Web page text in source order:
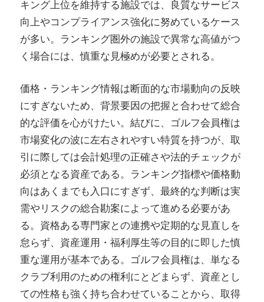
キング上位を維持する施設では、良質なサービス
向上やコンプライアンス強化に努めているケース
が多い。ランキング圏外の施設で異常な高値がつ
く場合には、慎重な見極めが必要とされる。
価格・ランキング情報は断面的な市場動向の反映
にすぎないため、背景要因の把握と合わせて総合
的な評価を心がけたい。結びに、ゴルフ会員権は
市場変化の波に左右されやすい特質を持つが、取
引に際しては会計処理の正確さや法的チェックが
必須となる資産である。ランキング指標や価格動
向はあくまでも入口にすぎず、最終的な判断は実
需やリスクの総合勘案によって進める必要があ
る。資格ある専門家との連携や定期的な見直しを
怠らず、資産運用・福利厚生等の目的に即した慎
重な運用が基本である。ゴルフ会員権は、単なる
クラブ利用のための権利にとどまらず、資産とし
ての性格も強く持ち合わせていることから、取得